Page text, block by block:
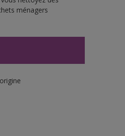
ménagers